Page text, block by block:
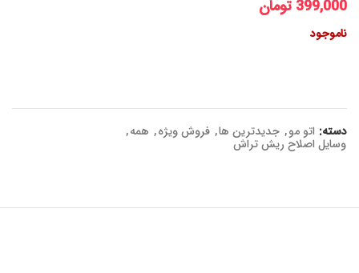
399,000 تومان
ناموجود
دسته: اتو مو, جدیدترین ها, فروش ویژه, همه,
وسایل اصلاح ریش تراش